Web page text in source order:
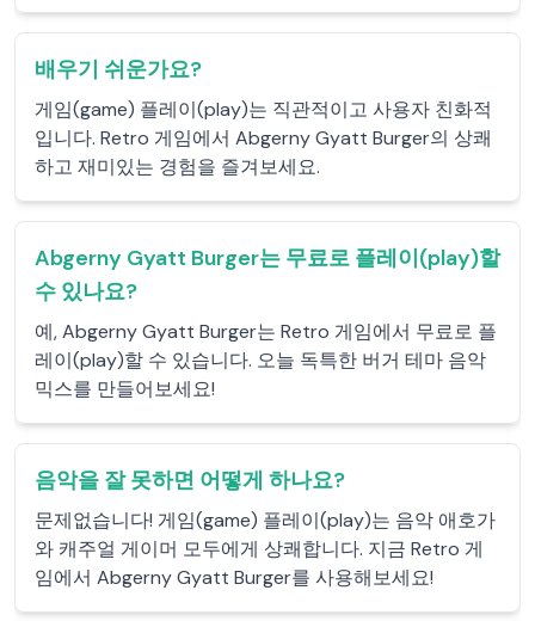
배우기 쉬운가요?
게임(game) 플레이(play)는 직관적이고 사용자 친화적
입니다. Retro 게임에서 Abgerny Gyatt Burger의 상쾌
하고 재미있는 경험을 즐겨보세요.
Abgerny Gyatt Burger는 무료로 플레이(play)할
수 있나요?
예, Abgerny Gyatt Burger는 Retro 게임에서 무료로 플
레이(play)할 수 있습니다. 오늘 독특한 버거 테마 음악
믹스를 만들어보세요!
음악을 잘 못하면 어떻게 하나요?
문제없습니다! 게임(game) 플레이(play)는 음악 애호가
와 캐주얼 게이머 모두에게 상쾌합니다. 지금 Retro 게
임에서 Abgerny Gyatt Burger를 사용해보세요!